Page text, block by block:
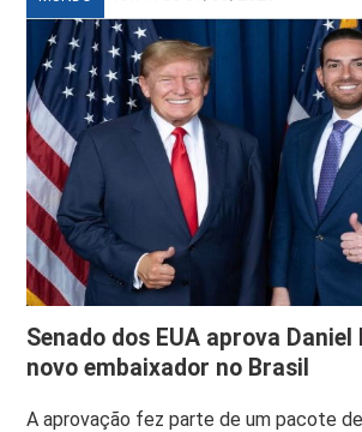
Senado dos EUA aprova Daniel
novo embaixador no Brasil
A aprovação fez parte de um pacote